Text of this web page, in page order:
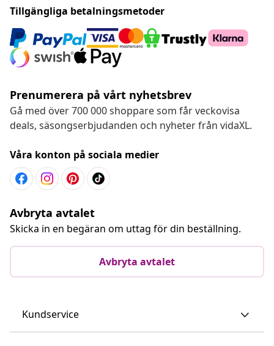
Tillgängliga betalningsmetoder
Prenumerera på vårt nyhetsbrev
Gå med över 700 000 shoppare som får veckovisa
deals, säsongserbjudanden och nyheter från vidaXL.
Våra konton på sociala medier
Avbryta avtalet
Skicka in en begäran om uttag för din beställning.
Avbryta avtalet
Kundservice